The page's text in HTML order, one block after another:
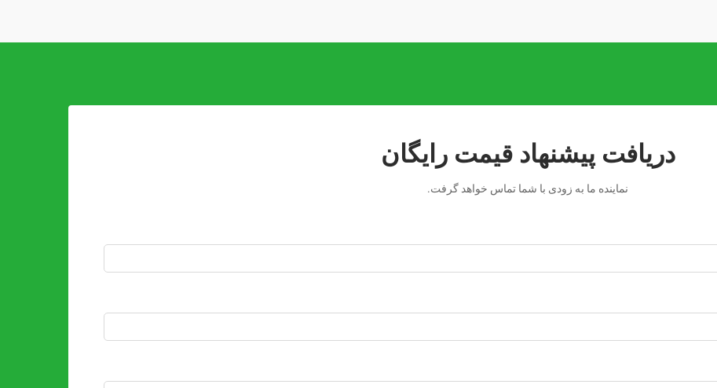
دریافت پیشنهاد قیمت رایگان
نماینده ما به زودی با شما تماس خواهد گرفت.